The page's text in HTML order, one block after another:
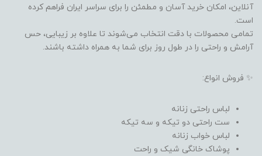
آنلاین، امکان خرید آسان و مطمئن را برای سراسر ایران فراهم کرده
است.
تمامی محصولات با دقت انتخاب می‌شوند تا علاوه بر زیبایی، حس
آرامش و راحتی را در طول روز برای شما به همراه داشته باشند.
✨ فروش انواع:
لباس راحتی زنانه
ست راحتی دو تیکه و سه تیکه
لباس خواب زنانه
پوشاک خانگی شیک و راحت